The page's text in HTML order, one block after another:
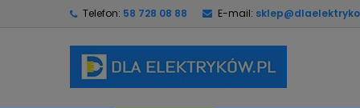
Telefon: 58 728 08 88 E-mail: